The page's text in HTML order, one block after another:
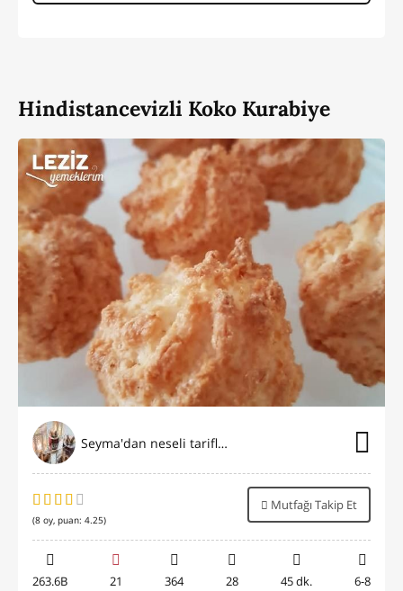
Hindistancevizli Koko Kurabiye
Seyma'dan neseli tarifler
(8 oy, puan: 4.25)
Mutfağı Takip Et
263.6B 21 364 28 45 dk. 6-8